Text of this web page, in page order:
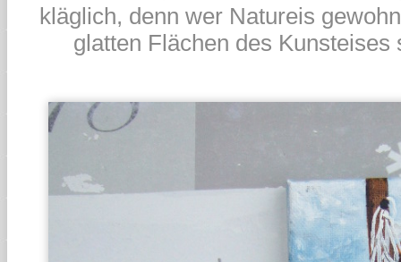
kläglich, denn wer Natureis
glatten Flächen des